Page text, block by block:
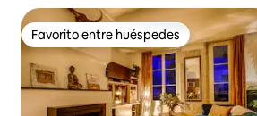
Favorito entre huéspedes
Favorito entre huéspedes